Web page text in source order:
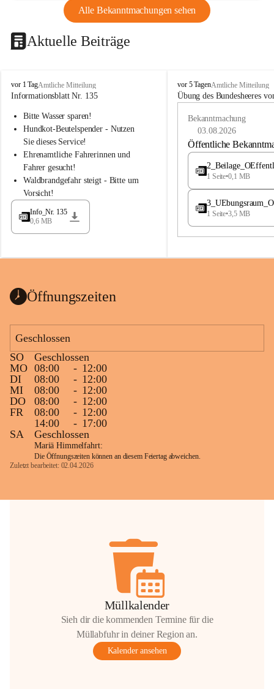
Alle Bekanntmachungen sehen
Aktuelle Beiträge
B
u
h
a
d
l
a
vor 1 TagAmtliche Mitteilung
Informationsblatt Nr. 135
Bitte Wasser sparen!
Hundkot-Beutelspender - Nutzen
Sie dieses Service!
Ehrenamtliche Fahrerinnen und
Fahrer gesucht!
Waldbrandgefahr steigt - Bitte um
Vorsicht!
Info_Nr. 135
0,6 MB
B
u
e
a
vor 5 TagenAmtliche Mitteilung
Übung des Bundesheeres
Bekanntmachung
03.08.2026
Öffentliche
1 Seite•0,1 MB
1 Seite•3,5 MB
Öffnungszeiten
Geschlossen
SO
Geschlossen
MO 08:00 - 12:00
DI
08:00 - 12:00
MI
08:00 - 12:00
DO
08:00 - 12:00
FR
08:00 - 12:00
14:00
- 17:00
SA
Geschlossen
Mariä Himmelfahrt:
Die Öffnungszeiten können an diesem Feiertag abweichen.
Zuletzt bearbeitet: 02.04.2026
Müllkalender
Sieh dir die kommenden Termine für die
Müllabfuhr in deiner Region an.
Kalender ansehen